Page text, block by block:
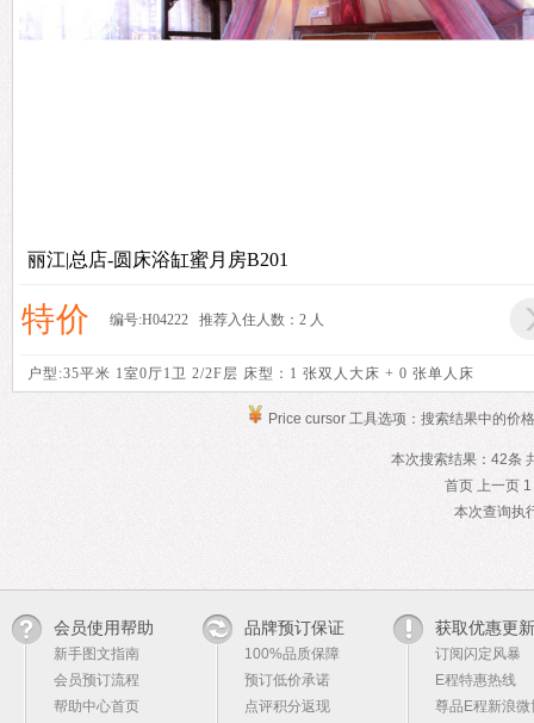
丽江|总店-圆床浴缸蜜月房B201
特价 编号:H04222 推荐入住人数：2 人
户型:35平米 1室0厅1卫 2/2F层 床型：1 张双人大床 + 0 张单人床
Price cursor 工具选项：搜索结果中的价
本次搜索结果：42条
首页 上一页 1
本次查询执
会员使用帮助
新手图文指南
会员预订流程
帮助中心首页
品牌预订保证
100%品质保障
预订低价承诺
点评积分返现
获取优惠更新
订阅闪定风暴
E程特惠热线
尊品E程新浪微